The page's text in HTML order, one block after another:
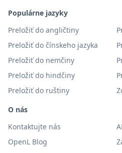
Populárne jazyky
Preložiť do angličtiny
Preložiť do čínskeho jazyka
Preložiť do nemčiny
Preložiť do hindčiny
Preložiť do ruštiny
O nás
Kontaktujte nás
OpenL Blog